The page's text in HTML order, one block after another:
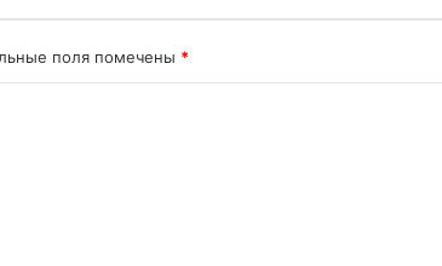
поля помечены *